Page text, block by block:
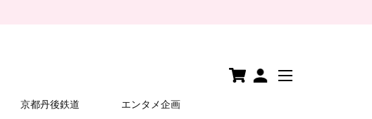
京都丹後鉄道 エンタメ企画